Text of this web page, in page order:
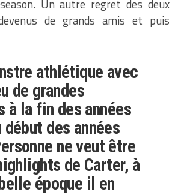
Un autre regret des deux
de grands amis et puis
athlétique avec
de grandes
à la fin des années
des années
ne veut être
de Carter, à
époque il en